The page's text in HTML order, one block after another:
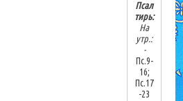
Псал
тирь:
На
утр.:
-
Пс.9-
16;
Пс.17
-23